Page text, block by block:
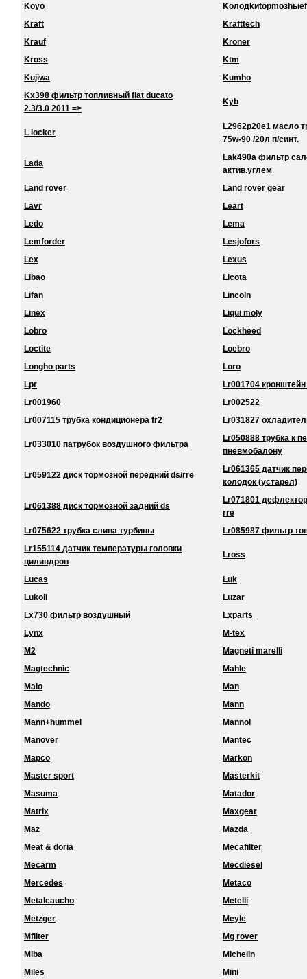
Koyo
Kraft
Krafttech
Krauf
Kroner
Kross
Ktm
Kujiwa
Kumho
Kx398 фильтр топливный fiat ducato
2.3/3.0 2011 =>
Kyb
L locker
L2962p20e1 масло
75w-90 /20л п/синт.
Lada
Lak490a фильтр
актив.углем
Land rover
Land rover gear
Lavr
Leart
Ledo
Lema
Lemforder
Lesjofors
Lex
Lexus
Libao
Licota
Lifan
Lincoln
Linex
Liqui moly
Lobro
Lockheed
Loctite
Loebro
Longho parts
Loro
Lpr
Lr001704
Lr001960
Lr002522
Lr007115 трубка кондиционера fr2
Lr031827
Lr033010 патрубок воздушного фильтра
Lr050888 трубка к
пневмобалону
Lr059122 диск тормозной передний ds/rre
Lr061365 датчик
колодок (устарел)
Lr061388 диск тормозной задний ds
Lr071801
rre
Lr075622 трубка слива турбины
Lr085987 фильтр
Lr155114 датчик температуры головки
цилиндров
Lross
Lucas
Luk
Lukoil
Luzar
Lx730 фильтр воздушный
Lxparts
Lynx
M-tex
M2
Magneti marelli
Magtechnic
Mahle
Malo
Man
Mando
Mann
Mann+hummel
Mannol
Manover
Mantec
Mapco
Markon
Master sport
Masterkit
Masuma
Matador
Matrix
Maxgear
Maz
Mazda
Meat & doria
Mecafilter
Mecarm
Mecdiesel
Mercedes
Metaco
Metalcaucho
Metelli
Metzger
Meyle
Mfilter
Mg rover
Miba
Michelin
Miles
Mini